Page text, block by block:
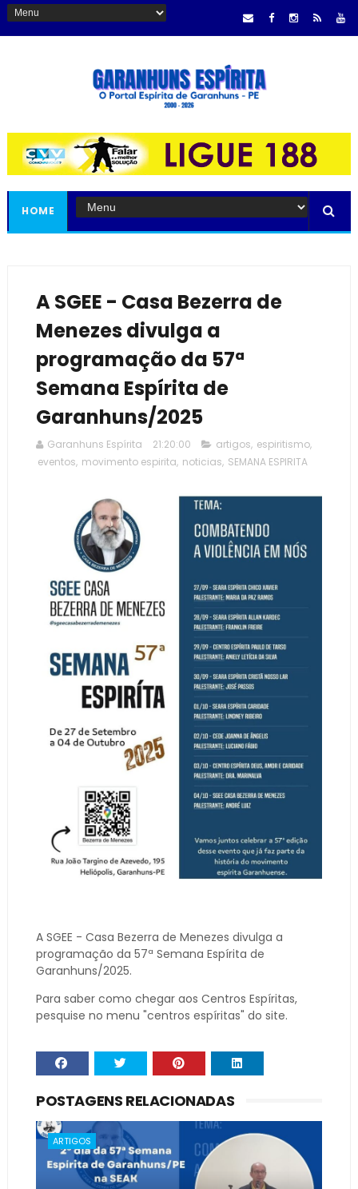
HOME
A SGEE - Casa Bezerra de
Menezes divulga a
programação da 57ª
Semana Espírita de
Garanhuns/2025
Garanhuns Espírita 21:20:00 artigos, espiritismo,
eventos, movimento espirita, noticias, SEMANA ESPIRITA
A SGEE - Casa Bezerra de Menezes divulga a
programação da 57ª Semana Espírita de
Garanhuns/2025.
Para saber como chegar aos Centros Espíritas,
pesquise no menu "centros espíritas" do site.
POSTAGENS RELACIONADAS
ARTIGOS